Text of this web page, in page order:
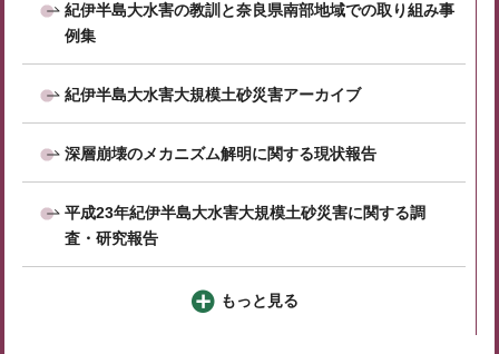
紀伊半島大水害の教訓と奈良県南部地域での取り組み事
例集
紀伊半島大水害大規模土砂災害アーカイブ
深層崩壊のメカニズム解明に関する現状報告
平成23年紀伊半島大水害大規模土砂災害に関する調
査・研究報告
もっと見る